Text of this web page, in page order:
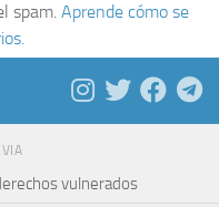
spam. Aprende cómo se
vulnerados